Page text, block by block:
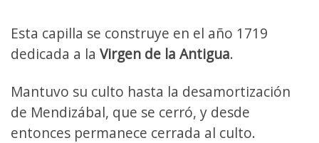
Esta capilla se construye en el año 1719
dedicada a la Virgen de la Antigua.
Mantuvo su culto hasta la desamortización
de Mendizábal, que se cerró, y desde
entonces permanece cerrada al culto.